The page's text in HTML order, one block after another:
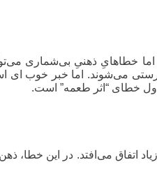
خطاهایِ ذهنیِ بی‌شماری
می‌شوند. اما خبر خوب
خطای “اثر طعمه” است.
می‌افتد. در این خطا، ذهن